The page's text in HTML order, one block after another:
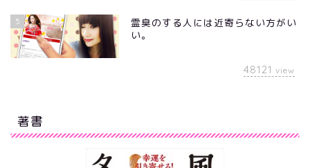
5
霊臭のする人には近寄らない方がい
い。
48121 view
著書